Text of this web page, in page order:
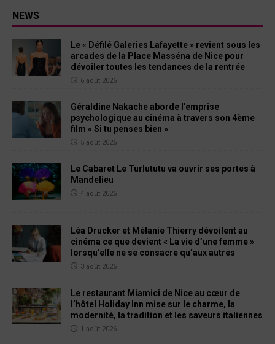
NEWS
Le « Défilé Galeries Lafayette » revient sous les
arcades de la Place Masséna de Nice pour
dévoiler toutes les tendances de la rentrée
6 août 2026
Géraldine Nakache aborde l’emprise
psychologique au cinéma à travers son 4ème
film « Si tu penses bien »
5 août 2026
Le Cabaret Le Turlututu va ouvrir ses portes à
Mandelieu
4 août 2026
Léa Drucker et Mélanie Thierry dévoilent au
cinéma ce que devient « La vie d’une femme »
lorsqu’elle ne se consacre qu’aux autres
3 août 2026
Le restaurant Miamici de Nice au cœur de
l’hôtel Holiday Inn mise sur le charme, la
modernité, la tradition et les saveurs italiennes
1 août 2026